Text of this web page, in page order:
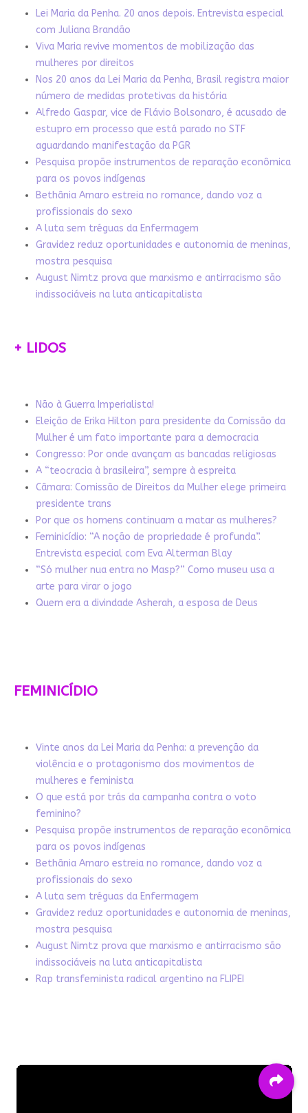
Lei Maria da Penha. 20 anos depois. Entrevista especial
com Juliana Brandão
Viva Maria revive momentos de mobilização das
mulheres por direitos
Nos 20 anos da Lei Maria da Penha, Brasil registra maior
número de medidas protetivas da história
Alfredo Gaspar, vice de Flávio Bolsonaro, é acusado de
estupro em processo que está parado no STF
aguardando manifestação da PGR
Pesquisa propõe instrumentos de reparação econômica
para os povos indígenas
Bethânia Amaro estreia no romance, dando voz a
profissionais do sexo
A luta sem tréguas da Enfermagem
Gravidez reduz oportunidades e autonomia de meninas,
mostra pesquisa
August Nimtz prova que marxismo e antirracismo são
indissociáveis na luta anticapitalista
+ LIDOS
Não à Guerra Imperialista!
Eleição de Erika Hilton para presidente da Comissão da
Mulher é um fato importante para a democracia
Congresso: Por onde avançam as bancadas religiosas
A “teocracia à brasileira”, sempre à espreita
Câmara: Comissão de Direitos da Mulher elege primeira
presidente trans
Por que os homens continuam a matar as mulheres?
Feminicídio: “A noção de propriedade é profunda”.
Entrevista especial com Eva Alterman Blay
“Só mulher nua entra no Masp?” Como museu usa a
arte para virar o jogo
Quem era a divindade Asherah, a esposa de Deus
FEMINICÍDIO
Vinte anos da Lei Maria da Penha: a prevenção da
violência e o protagonismo dos movimentos de
mulheres e feminista
O que está por trás da campanha contra o voto
feminino?
Pesquisa propõe instrumentos de reparação econômica
para os povos indígenas
Bethânia Amaro estreia no romance, dando voz a
profissionais do sexo
A luta sem tréguas da Enfermagem
Gravidez reduz oportunidades e autonomia de meninas,
mostra pesquisa
August Nimtz prova que marxismo e antirracismo são
indissociáveis na luta anticapitalista
Rap transfeminista radical argentino na FLIPEI